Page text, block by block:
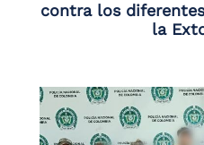
contra los
la